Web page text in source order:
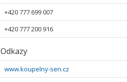
+420 777 699 007
+420 777 200 916
Odkazy
www.koupelny-sen.cz